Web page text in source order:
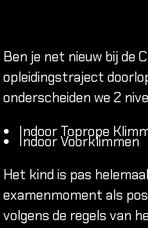
Ledenservice &
Nieuws & Blogs
Veiligheid
Ben je net nieuw bij de
opleidingstraject
onderscheiden we 2
Indoor Toprope
Indoor Voorklimmen
Het kind is pas
examenmoment als
volgens de regels van